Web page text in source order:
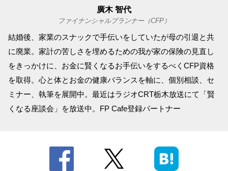
廣木 智代
ファイナンシャルプランナー（CFP）
結婚後、家業のスナックで手伝いをしていたが母の引退と共
に廃業。家計の苦しさを埋めるための我が家の保険の見直し
をきっかけに、お金に賢くなるお手伝いをするべくCFP資格
を取得。心と体とお金の健康バランスを軸に、個別相談、セ
ミナー、執筆を展開中。最近はラジオCRT栃木放送にて「賢
くなる座談会」を放送中。FP Cafe登録パートナー